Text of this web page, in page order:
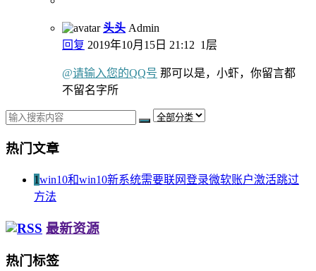
头头 Admin
回复 2019年10月15日 21:12 1层
@请输入您的QQ号 那可以是，小虾，你留言都
不留名字所
热门文章
1win10和win10新系统需要联网登录微软账户激活跳过
方法
最新资源
热门标签